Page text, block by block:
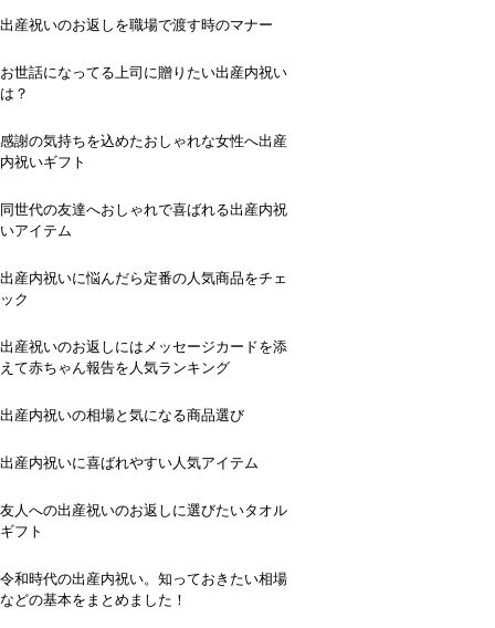
出産祝いのお返しを職場で渡す時のマナー
お世話になってる上司に贈りたい出産内祝い
は？
感謝の気持ちを込めたおしゃれな女性へ出産
内祝いギフト
同世代の友達へおしゃれで喜ばれる出産内祝
いアイテム
出産内祝いに悩んだら定番の人気商品をチェ
ック
出産祝いのお返しにはメッセージカードを添
えて赤ちゃん報告を人気ランキング
出産内祝いの相場と気になる商品選び
出産内祝いに喜ばれやすい人気アイテム
友人への出産祝いのお返しに選びたいタオル
ギフト
令和時代の出産内祝い。知っておきたい相場
などの基本をまとめました！